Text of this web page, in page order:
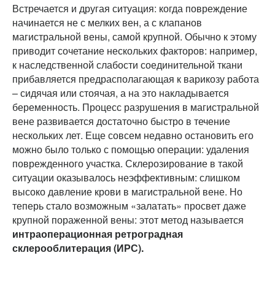
Встречается и другая ситуация: когда повреждение
начинается не с мелких вен, а с клапанов
магистральной вены, самой крупной. Обычно к этому
приводит сочетание нескольких факторов: например,
к наследственной слабости соединительной ткани
прибавляется предрасполагающая к варикозу работа
– сидячая или стоячая, а на это накладывается
беременность. Процесс разрушения в магистральной
вене развивается достаточно быстро в течение
нескольких лет. Еще совсем недавно остановить его
можно было только с помощью операции: удаления
поврежденного участка. Склерозирование в такой
ситуации оказывалось неэффективным: слишком
высоко давление крови в магистральной вене. Но
теперь стало возможным «залатать» просвет даже
крупной пораженной вены: этот метод называется
интраоперационная ретроградная
склерооблитерация(ИРС).